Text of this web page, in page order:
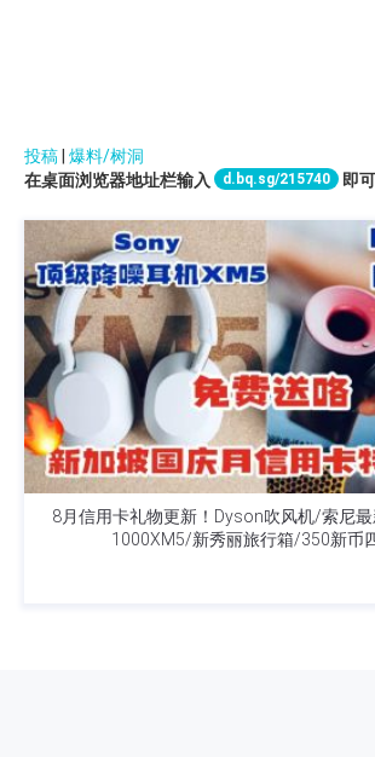
投稿| 爆料/树洞
在桌面浏览器地址栏输入
d.bq.sg/215740 即
8月信用卡礼物更新！Dyson吹风机/索尼
1000XM5/新秀丽旅行箱/350新币